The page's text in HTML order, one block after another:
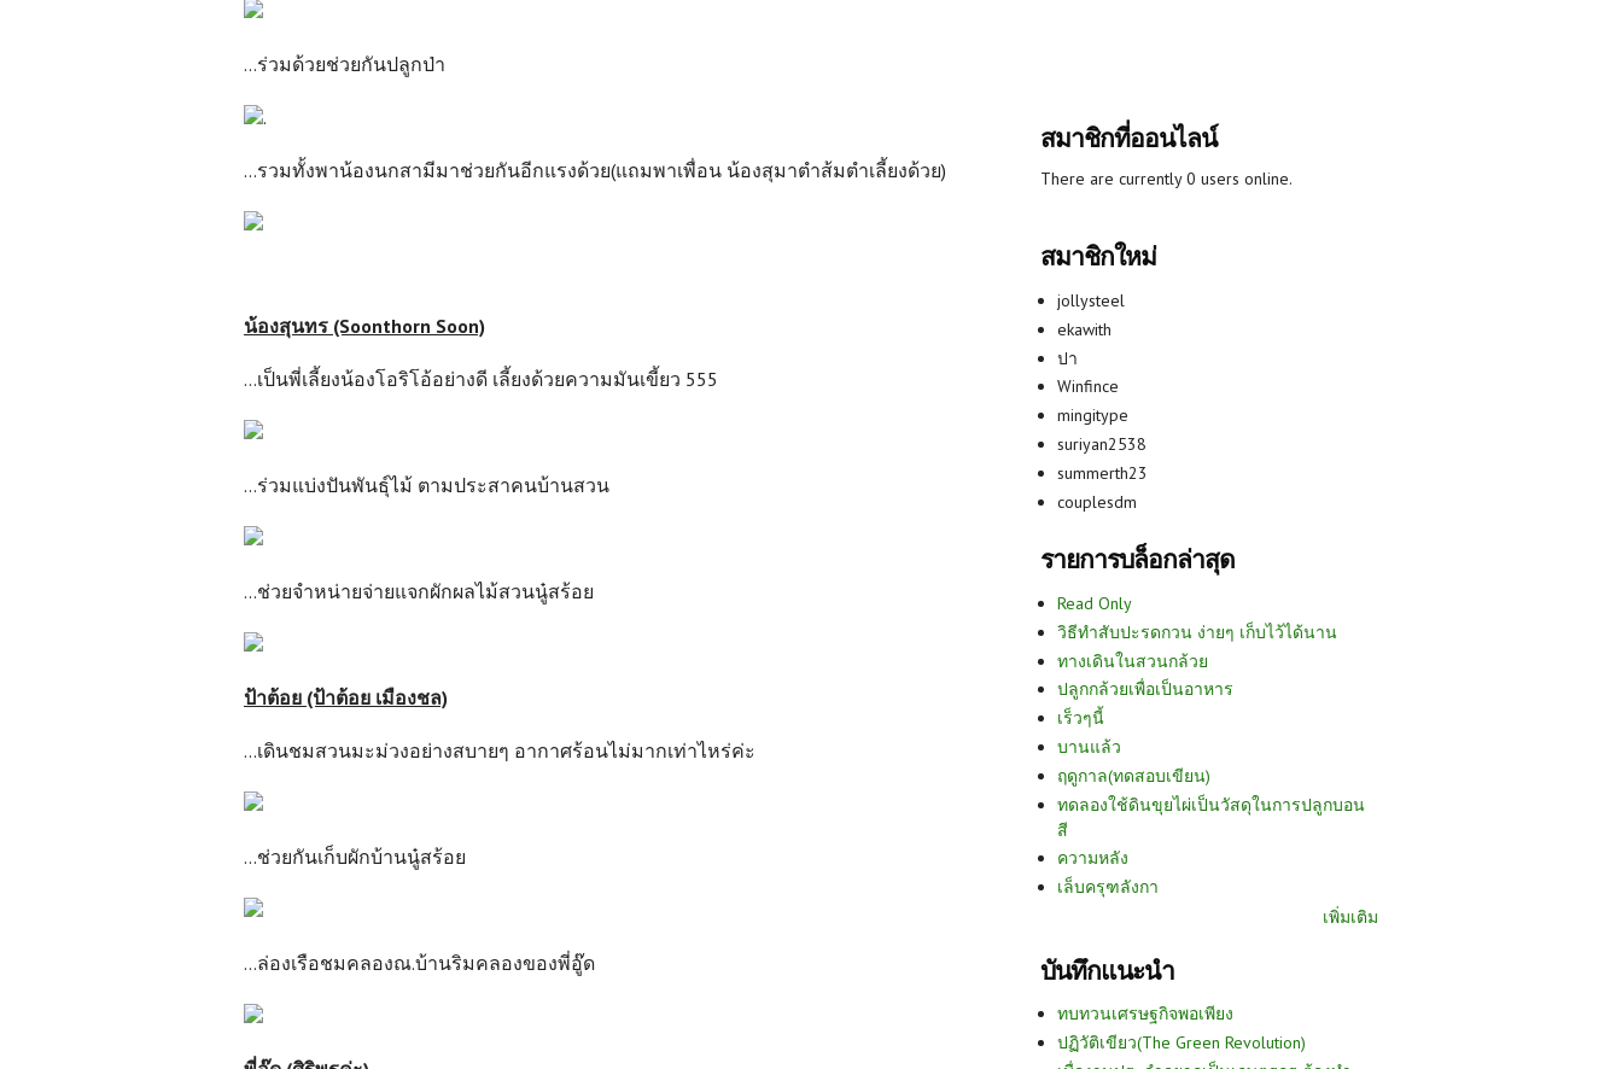
...ร่วมด้วยช่วยกันปลูกป่า
.
...รวมทั้งพาน้องนกสามีมาช่วยกันอีกแรงด้วย(แถมพาเพื่อน น้องสุมาตำส้มตำเลี้ยงด้วย)
น้องสุนทร (Soonthorn Soon)
...เป็นพี่เลี้ยงน้องโอริโอ้อย่างดี เลี้ยงด้วยความมันเขี้ยว 555
...ร่วมแบ่งปันพันธุ์ไม้ ตามประสาคนบ้านสวน
...ช่วยจำหน่ายจ่ายแจกผักผลไม้สวนนู๋สร้อย
ป้าต้อย (ป้าต้อย เมืองชล)
...เดินชมสวนมะม่วงอย่างสบายๆ อากาศร้อนไม่มากเท่าไหร่ค่ะ
...ช่วยกันเก็บผักบ้านนู๋สร้อย
...ล่องเรือชมคลองณ.บ้านริมคลองของพี่อู๊ด
สมาชิกที่ออนไลน์
There are currently 0 users online.
สมาชิกใหม่
jollysteel
ekawith
ปา
Winfince
mingitype
suriyan2538
summerth23
couplesdm
รายการบล็อกล่าสุด
Read Only
วิธีทำสับปะรดกวน ง่ายๆ เก็บไว้ได้นาน
ทางเดินในสวนกล้วย
ปลูกกล้วยเพื่อเป็นอาหาร
เร็วๆนี้
บานแล้ว
ฤดูกาล(ทดสอบเขียน)
ทดลองใช้ดินขุยไผ่เป็นวัสดุในการปลูกบอน
สี
ความหลัง
เล็บครุฑลังกา
เพิ่มเติม
บันทึกแนะนำ
ทบทวนเศรษฐกิจพอเพียง
ปฏิวัติเขียว(The Green Revolution)